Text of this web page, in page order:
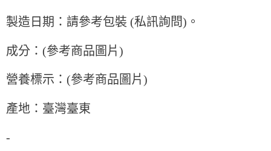
製造日期：請參考包裝 (私訊詢問)。
成分：(參考商品圖片)
營養標示：(參考商品圖片)
產地：臺灣臺東
-